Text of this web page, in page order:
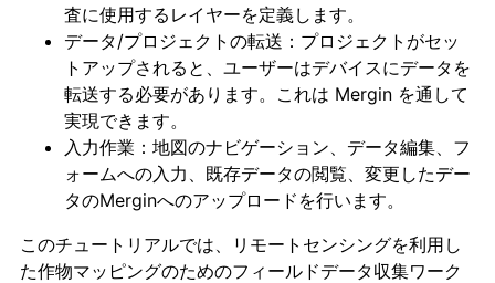
査に使用するレイヤーを定義します。
データ/プロジェクトの転送：プロジェクトがセッ
トアップされると、ユーザーはデバイスにデータを
転送する必要があります。これは Mergin を通して
実現できます。
入力作業：地図のナビゲーション、データ編集、フ
ォームへの入力、既存データの閲覧、変更したデー
タのMerginへのアップロードを行います。
このチュートリアルでは、リモートセンシングを利用し
た作物マッピングのためのフィールドデータ収集ワーク